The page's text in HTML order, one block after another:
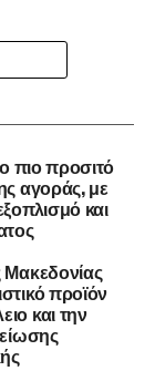
μπορείτε να
umami-
ο κ. Λούκας,
και τους
πιο προσιτό
αγοράς, με
και
Μακεδονίας
προϊόν
και την